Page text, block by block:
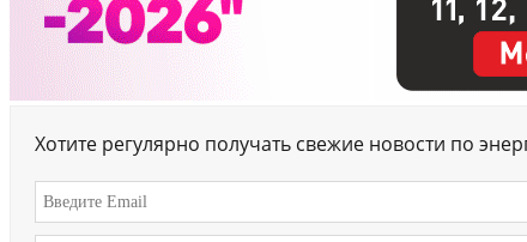
Хотите регулярно получать свежие новости по